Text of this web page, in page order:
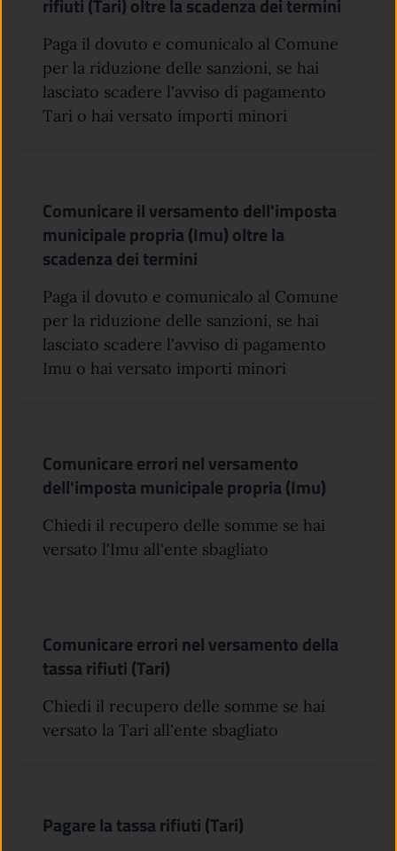
Paga il dovuto e comunicalo al Comune
per la riduzione delle sanzioni, se hai
lasciato scadere l'avviso di pagamento
Tari o hai versato importi minori
Comunicare il versamento dell'imposta
municipale propria (Imu) oltre la
scadenza dei termini
Paga il dovuto e comunicalo al Comune
per la riduzione delle sanzioni, se hai
lasciato scadere l'avviso di pagamento
Imu o hai versato importi minori
Comunicare errori nel versamento
dell'imposta municipale propria (Imu)
Chiedi il recupero delle somme se hai
versato l'Imu all'ente sbagliato
Comunicare errori nel versamento della
tassa rifiuti (Tari)
Chiedi il recupero delle somme se hai
versato la Tari all'ente sbagliato
Pagare la tassa rifiuti (Tari)